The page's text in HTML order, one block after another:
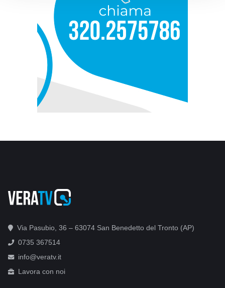
Via Pasubio, 36 – 63074 San Benedetto del Tronto (AP)
0735 367514
info@veratv.it
Lavora con noi